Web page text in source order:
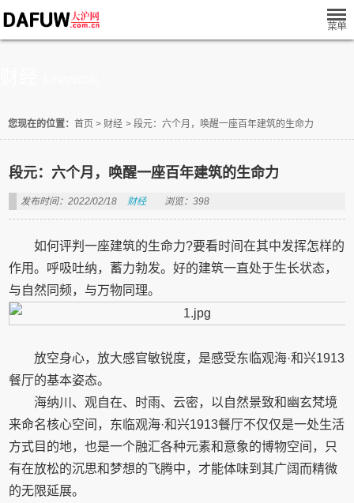
您现在的位置： 首页 > 财经 > 段元：六个月，唤醒一座百年建筑的生命力
段元：六个月，唤醒一座百年建筑的生命力
发布时间：2022/02/18 财经 浏览：398
如何评判一座建筑的生命力?要看时间在其中发挥怎样的
作用。呼吸吐纳，蓄力勃发。好的建筑一直处于生长状态，
与自然同频，与万物同理。
放空身心，放大感官敏锐度，是感受东临观海·和兴1913
餐厅的基本姿态。
海纳川、观自在、时雨、云密，以自然景致和幽玄梵境
来命名核心空间，东临观海·和兴1913餐厅不仅仅是一处生活
方式目的地，也是一个融汇各种元素和意象的博物空间，只
有在放松的沉思和梦想的飞腾中，才能体味到其广阔而精微
的无限延展。